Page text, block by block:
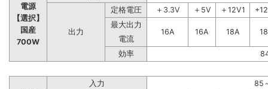
電源
【選択】
国産
700W
出力
定格電圧 ＋3.3V ＋5V ＋12V1
最大出力
16A
16A 18A
電流
効率
入力 85